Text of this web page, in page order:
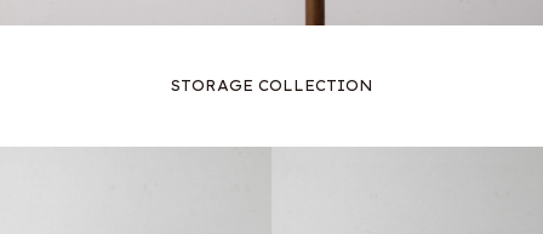
STORAGE COLLECTION